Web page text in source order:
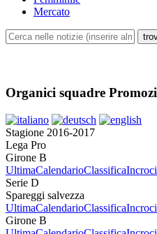
Mercato
Organici squadre
Stagione 2016-2017
Lega Pro
Girone B
UltimaCalendarioClassificaIncroci
Serie D
Spareggi salvezza
UltimaCalendarioClassificaIncroci
Girone B